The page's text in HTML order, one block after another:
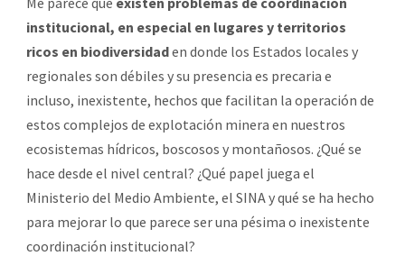
institucional, en especial en lugares y territorios
ricos en biodiversidaden donde los Estados locales y
regionales son débiles y su presencia es precaria e
incluso, inexistente, hechos que facilitan la operación de
estos complejos de explotación minera en nuestros
ecosistemas hídricos, boscosos y montañosos. ¿Qué se
hace desde el nivel central? ¿Qué papel juega el
Ministerio del Medio Ambiente, el SINA y qué se ha hecho
para mejorar lo que parece ser una pésima o inexistente
coordinación institucional?